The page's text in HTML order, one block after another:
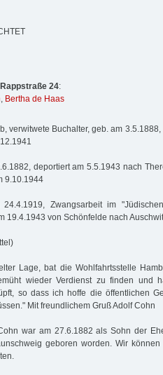
Rappstraße 24:
, Bertha de Haas
verwitwete Buchalter, geb. am
deportiert am 5.5.1943 nach
9.10.1944
Zwangsarbeit im
19.4.1943 von Schönfelde nach
Lage, bat die Wohlfahrtsstelle
wieder Verdienst zu finden und
so dass ich hoffe die öffentlichen
Mit freundlichem Gruß Adolf Cohn
war am 27.6.1882 als Sohn der
geboren worden. Wir